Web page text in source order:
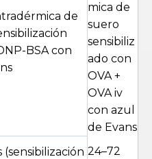
de
BSA con
mica de
suero
sensibiliz
ado con
OVA +
OVA iv
con azul
de Evans
(sensibilización 24–72